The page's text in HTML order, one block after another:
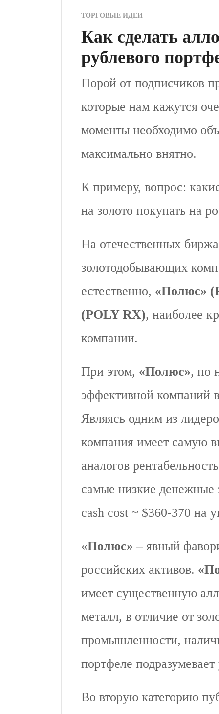
ТОРГОВЫЕ ИДЕИ
Как сделать
рублевого
Порой от подписчиков
которые нам кажутся
моменты необходимо
максимально внятно.
К примеру, вопрос:
на золото покупать на
На отечественных
золотодобывающих
естественно, «Полюс»
(POLY RX), наиболее
компании.
При этом, «Полюс», по
эффективной компаний
Являясь одним из
компания имеет самую
аналогов
самые низкие денежные
cash cost ~ $360-370 на
«Полюс» – явный
российских активов.
имеет существенную
металл, в отличие от
промышленности,
портфеле
Во вторую категорию